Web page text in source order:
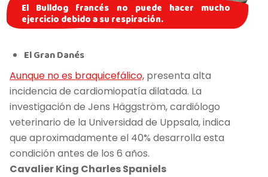
El Bulldog francés no puede hacer mucho
ejercicio debido a su respiración.
El Gran Danés
Aunque no es braquicefálico, presenta alta
incidencia de cardiomiopatía dilatada. La
investigación de Jens Häggström, cardiólogo
veterinario de la Universidad de Uppsala, indica
que aproximadamente el 40% desarrolla esta
condición antes de los 6 años.
Cavalier King Charles Spaniels